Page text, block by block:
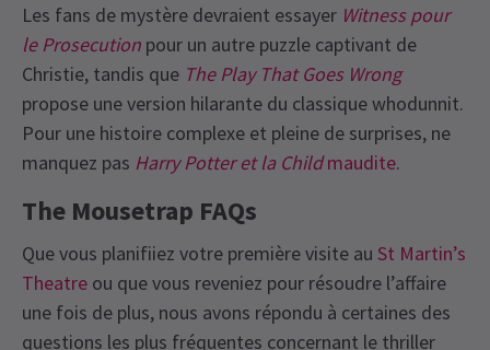
Les fans de mystère devraient essayer Witness pour
le Prosecution pour un autre puzzle captivant de
Christie, tandis que The Play That Goes Wrong
propose une version hilarante du classique whodunnit.
Pour une histoire complexe et pleine de surprises, ne
manquez pas Harry Potter et la Childmaudite.
The Mousetrap FAQs
Que vous planifiiez votre première visite au St Martin’s
Theatre ou que vous reveniez pour résoudre l’affaire
une fois de plus, nous avons répondu à certaines des
questions les plus fréquentes concernant le thriller